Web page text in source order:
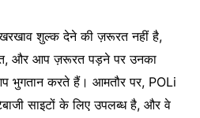
शुल्क देने की ज़रूरत नहीं है,
और आप ज़रूरत पड़ने पर उनका
भुगतान करते हैं। आमतौर पर, POLi
साइटों के लिए उपलब्ध है, और वे